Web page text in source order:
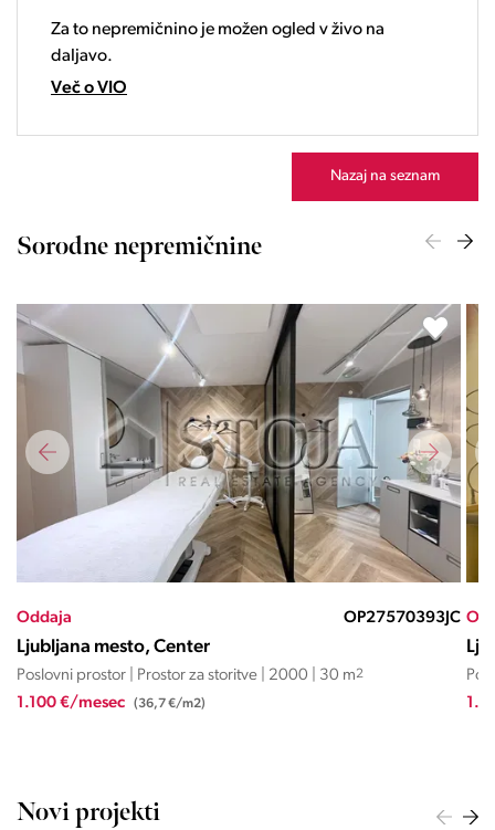
Za to nepremičnino je možen ogled v živo na
daljavo.
Več o VIO
Nazaj na seznam
Sorodne nepremičnine
Oddaja OP27570393JC
Ljubljana mesto, Center
Poslovni prostor | Prostor za storitve | 2000 | 30 m2
1.100 €/mesec (36,7 €/m2)
Novi projekti